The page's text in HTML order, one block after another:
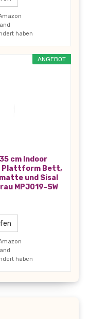
haben
ANGEBOT
cm Indoor
Plattform Bett,
und Sisal
MPJ019-SW
haben